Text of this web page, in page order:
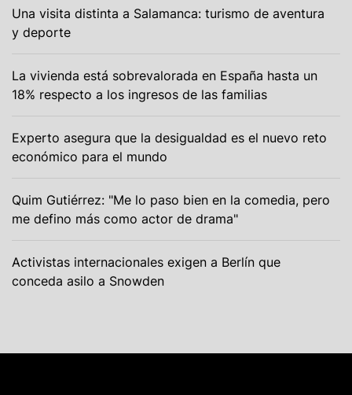
Una visita distinta a Salamanca: turismo de aventura
y deporte
La vivienda está sobrevalorada en España hasta un
18% respecto a los ingresos de las familias
Experto asegura que la desigualdad es el nuevo reto
económico para el mundo
Quim Gutiérrez: "Me lo paso bien en la comedia, pero
me defino más como actor de drama"
Activistas internacionales exigen a Berlín que
conceda asilo a Snowden